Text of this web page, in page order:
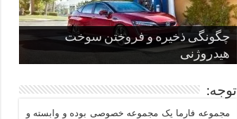
چگونگی ذخیره و فروختن سوخت
هیدروژنی
قدرتمندترین ماسل کارها یا خودروهای
عضلانی امریکایی
چرا نمک باعث خوردگی خودرو می شود؟
پنج کابین جذاب سال های اخیر صنعت
خودروسازی
از صفر تا صد طراحی خودرو قسمت
سوم
توجه:
مجموعه فارما یک مجموعه خصوصی بوده و وابسته و